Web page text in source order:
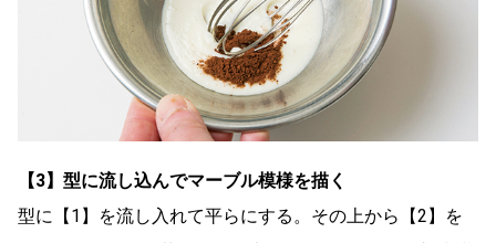
【3】型に流し込んでマーブル模様を描く
型に【1】を流し入れて平らにする。その上から【2】を